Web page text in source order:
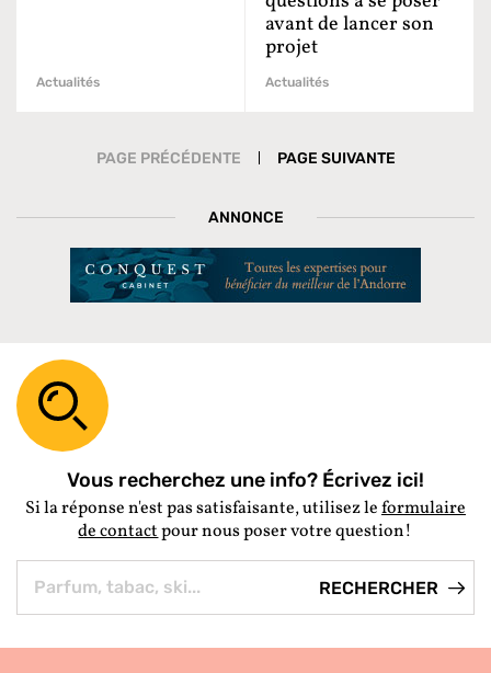
Actualités
avant de lancer son
projet
Actualités
PAGE PRÉCÉDENTE | PAGE SUIVANTE
ANNONCE
Vous recherchez une info? Écrivez ici!
Si la réponse n'est pas satisfaisante, utilisez leformulaire
de contactpour nous poser votre question!